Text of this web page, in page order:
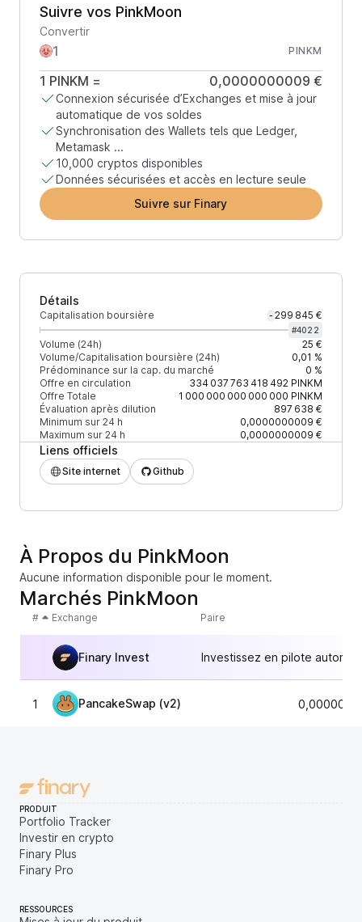
Suivre vos PinkMoon
Convertir
PINKM
1 PINKM = 0,0000000009 €
Connexion sécurisée d’Exchanges et mise à jour
automatique de vos soldes
Synchronisation des Wallets tels que Ledger,
Metamask ...
10,000 cryptos disponibles
Données sécurisées et accès en lecture seule
Suivre sur Finary
Détails
Capitalisation boursière - 299 845 €
#4022
Volume (24h)
25 €
Volume/Capitalisation boursière (24h)
0,01 %
Prédominance sur la cap. du marché
0 %
Offre en circulation
334 037 763 418 492PINKM
Offre Totale
1 000 000 000 000 000 PINKM
Évaluation après dilution
897 638 €
Minimum sur 24 h
0,0000000009 €
Maximum sur 24 h
0,0000000009 €
Liens officiels
Site internet Github
À Propos du PinkMoon
Aucune information disponible pour le moment.
Marchés PinkMoon
# Exchange Paire
Finary Invest Investissez en pilote
1 PancakeSwap (v2)
PRODUIT
Portfolio Tracker
Investir en crypto
Finary Plus
Finary Pro
RESSOURCES